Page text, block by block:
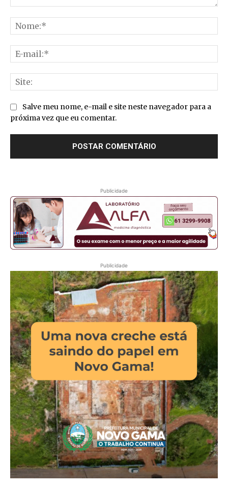
Salve meu nome, e-mail e site neste navegador para a
próxima vez que eu comentar.
Publicidade
Publicidade